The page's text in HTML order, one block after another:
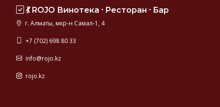
💃 ROJO Винотека ⸱ Ресторан ⸱ Бар
г. Алматы, мкр-н Самал-1, 4
+7 (702) 698 80 33
info@rojo.kz
rojo.kz